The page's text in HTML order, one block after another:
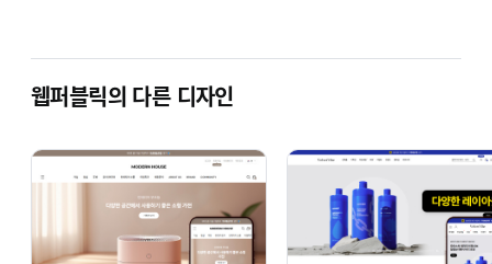
웹퍼블릭의 다른 디자인